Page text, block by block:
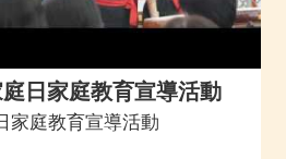
日家庭教育宣導活動
家庭教育宣導活動